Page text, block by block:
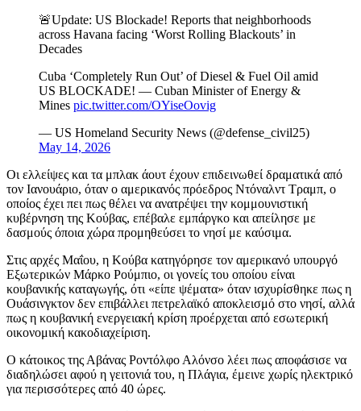
🚨Update: US Blockade! Reports that neighborhoods
across Havana facing ‘Worst Rolling Blackouts’ in
Decades
Cuba ‘Completely Run Out’ of Diesel & Fuel Oil amid
US BLOCKADE! — Cuban Minister of Energy &
Mines pic.twitter.com/OYiseOovig
— US Homeland Security News (@defense_civil25)
May 14, 2026
Οι ελλείψες και τα μπλακ άουτ έχουν επιδεινωθεί δραματικά από
τον Ιανουάριο, όταν ο αμερικανός πρόεδρος Ντόναλντ Τραμπ, ο
οποίος έχει πει πως θέλει να ανατρέψει την κομμουνιστική
κυβέρνηση της Κούβας, επέβαλε εμπάργκο και απείλησε με
δασμούς όποια χώρα προμηθεύσει το νησί με καύσιμα.
Στις αρχές Μαΐου, η Κούβα κατηγόρησε τον αμερικανό υπουργό
Εξωτερικών Μάρκο Ρούμπιο, οι γονείς του οποίου είναι
κουβανικής καταγωγής, ότι «είπε ψέματα» όταν ισχυρίσθηκε πως η
Ουάσινγκτον δεν επιβάλλει πετρελαϊκό αποκλεισμό στο νησί, αλλά
πως η κουβανική ενεργειακή κρίση προέρχεται από εσωτερική
οικονομική κακοδιαχείριση.
Ο κάτοικος της Αβάνας Ροντόλφο Αλόνσο λέει πως αποφάσισε να
διαδηλώσει αφού η γειτονιά του, η Πλάγια, έμεινε χωρίς ηλεκτρικό
για περισσότερες από 40 ώρες.